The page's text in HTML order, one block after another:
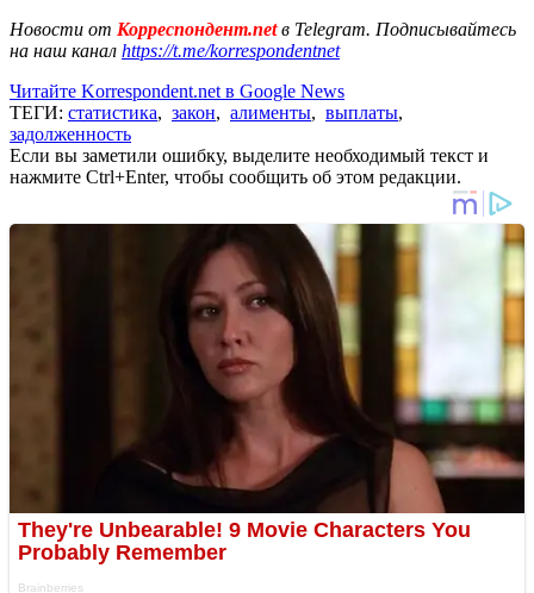
Новости от Корреспондент.netв Telegram. Подписывайтесь
на наш канал https://t.me/korrespondentnet
Читайте Korrespondent.net в Google News
ТЕГИ: статистика, закон, алименты, выплаты,
задолженность
Если вы заметили ошибку, выделите необходимый текст и
нажмите Ctrl+Enter, чтобы сообщить об этом редакции.